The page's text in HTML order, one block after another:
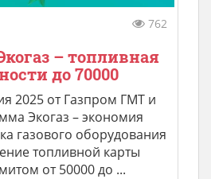
762
– топливная
до 70000
2025 от Газпром ГМТ и
Экогаз – экономия
газового оборудования
топливной карты
от 50000 до ...